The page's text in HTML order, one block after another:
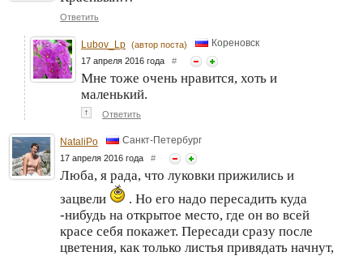
Ответить
Lubov_Lp (автор поста) Кореновск
17 апреля 2016 года #
Мне тоже очень нравится, хоть и
маленький.
↑ Ответить
NataliPo Санкт-Петербург
17 апреля 2016 года #
Люба, я рада, что луковки прижились и
зацвели
. Но его надо пересадить куда
-нибудь на открытое место, где он во всей
красе себя покажет. Пересади сразу после
цветения, как только листья привядать начнут,